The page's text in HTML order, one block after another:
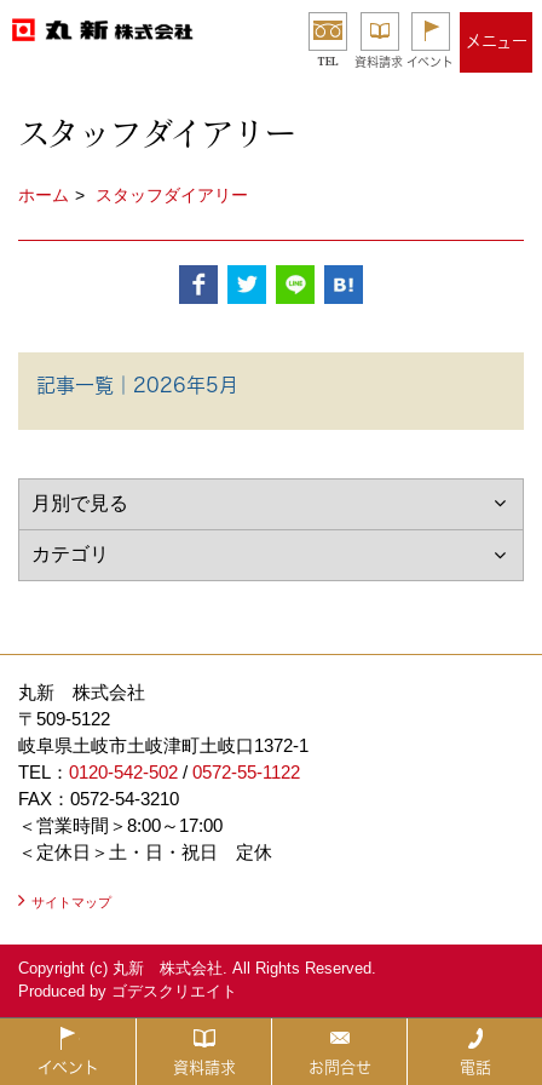
TEL 資料請求 イベント
メニュー
スタッフダイアリー
ホーム スタッフダイアリー
記事一覧｜2026年5月
丸新 株式会社
〒509-5122
岐阜県土岐市土岐津町土岐口1372-1
TEL： 0120-542-502 / 0572-55-1122
FAX：0572-54-3210
＜営業時間＞8:00～17:00
＜定休日＞土・日・祝日 定休
サイトマップ
Copyright (c) 丸新 株式会社. All Rights Reserved.
Produced by ゴデスクリエイト
イベント 資料請求 お問合せ 電話